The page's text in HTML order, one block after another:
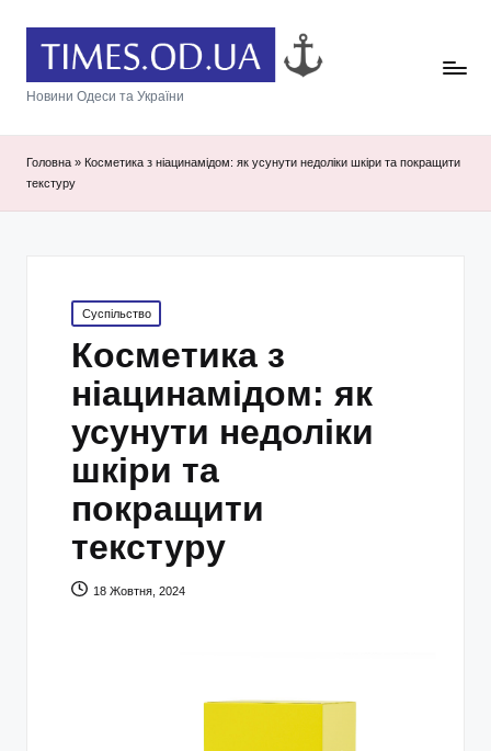
Новини Одеси та України
Головна » Косметика з ніацинамідом: як усунути недоліки шкіри та покращити
текстуру
Posted
in
Суспільство
Косметика з
ніацинамідом: як
усунути недоліки
шкіри та
покращити
текстуру
18 Жовтня, 2024